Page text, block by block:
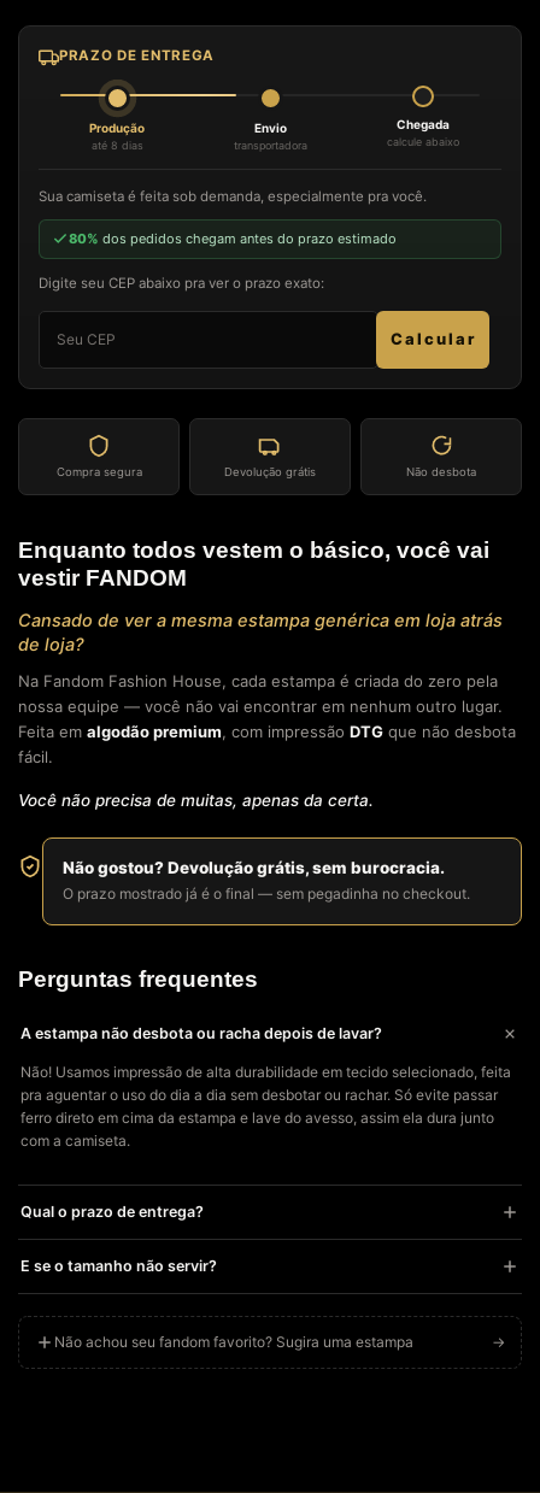
P 59 65 20
M 61
63
65 72
Mangas medidas do ombro até o final da manga.
PRAZO DE ENTREGA
Produção
até 8 dias
Envio
transportadora
Chegada
calcule abaixo
Sua camiseta é feita sob demanda, especialmente pra você.
80% dos pedidos chegam antes do prazo estimado
Digite seu CEP abaixo pra ver o prazo exato:
Calcular
Compra segura Devolução grátis Não desbota
Enquanto todos vestem o básico, você vai
vestir FANDOM
Cansado de ver a mesma estampa genérica em loja atrás
de loja?
Na Fandom Fashion House, cada estampa é criada do zero pela
nossa equipe — você não vai encontrar em nenhum outro lugar.
Feita em algodão premium, com impressão DTG que não desbota
fácil.
Você não precisa de muitas, apenas da certa.
Não gostou? Devolução grátis, sem burocracia.
O prazo mostrado já é o final — sem pegadinha no checkout.
Perguntas frequentes
A estampa não desbota ou racha depois de lavar?
Não! Usamos impressão de alta durabilidade em tecido selecionado, feita
pra aguentar o uso do dia a dia sem desbotar ou rachar. Só evite passar
ferro direto em cima da estampa e lave do avesso, assim ela dura junto
com a camiseta.
Qual o prazo de entrega?
prazo de produção + envio costuma variar dependendo do seu CEP. Você
recebe o código de rastreio assim que seu produto for produzido.
E se o tamanho não servir?
WhatsApp. Recomendamos usar o guia de medidas ou o “Descubra seu
tamanho em 10 segundos” antes de comprar, pra acertar de primeira.
Não achou seu fandom favorito? Sugira uma estampa →